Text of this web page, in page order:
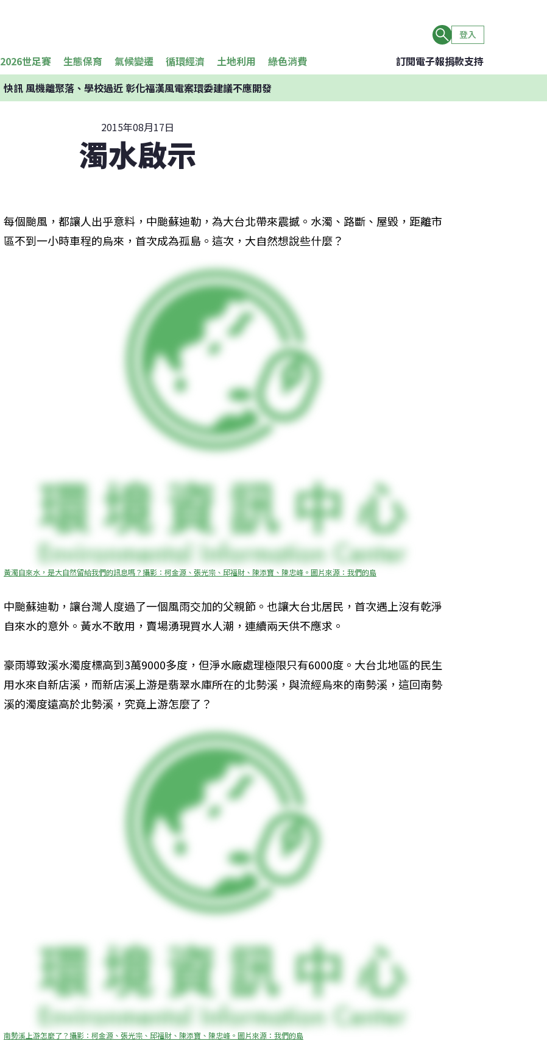
登入
2026世足賽 生態保育 氣候變遷 循環經濟 土地利用 綠色消費 訂閱電子報捐款支持
快訊風機離聚落、學校過近 彰化福漢風電案環委建議不應開發
2015年08月17日
濁水啟示
每個颱風，都讓人出乎意料，中颱蘇迪勒，為大台北帶來震撼。水濁、路斷、屋毀，距離市
區不到一小時車程的烏來，首次成為孤島。這次，大自然想說些什麼？
黃濁自來水，是大自然留給我們的訊息嗎？攝影：柯金源、張光宗、邱福財、陳添寶、陳忠峰。圖片來源：我們的島
中颱蘇迪勒，讓台灣人度過了一個風雨交加的父親節。也讓大台北居民，首次遇上沒有乾淨
自來水的意外。黃水不敢用，賣場湧現買水人潮，連續兩天供不應求。
豪雨導致溪水濁度標高到3萬9000多度，但淨水廠處理極限只有6000度。大台北地區的民生
用水來自新店溪，而新店溪上游是翡翠水庫所在的北勢溪，與流經烏來的南勢溪，這回南勢
溪的濁度遠高於北勢溪，究竟上游怎麼了？
南勢溪上游怎麼了？攝影：柯金源、張光宗、邱福財、陳添寶、陳忠峰。圖片來源：我們的島